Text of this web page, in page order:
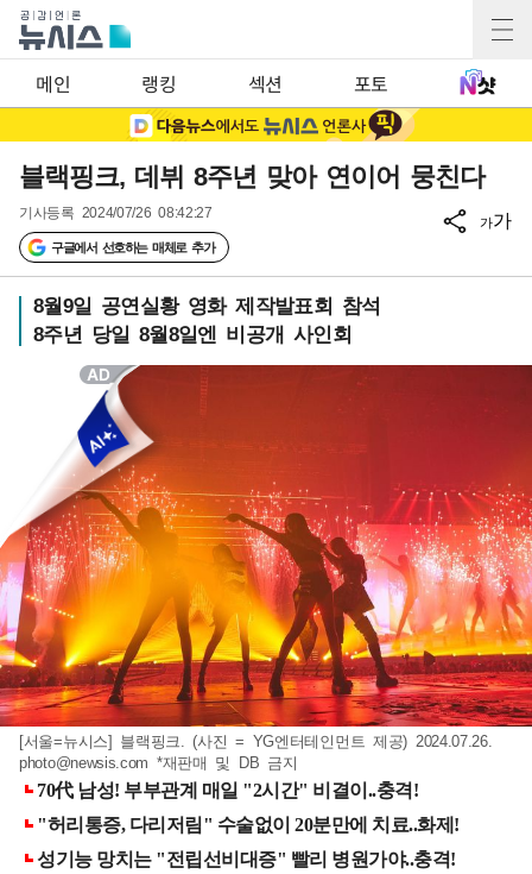
메인 랭킹 섹션 포토
블랙핑크, 데뷔 8주년 맞아 연이어 뭉친다
기사등록 2024/07/26 08:42:27
구글에서 선호하는 매체로 추가
가가
8월9일 공연실황 영화 제작발표회 참석
8주년 당일 8월8일엔 비공개 사인회
[서울=뉴시스] 블랙핑크. (사진 = YG엔터테인먼트 제공) 2024.07.26.
photo@newsis.com *재판매 및 DB 금지